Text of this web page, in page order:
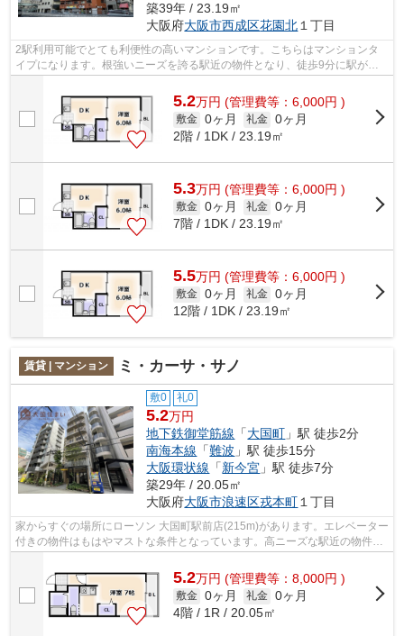
築39年 / 23.19㎡
大阪府大阪市西成区花園北 １丁目
2駅利用可能でとても利便性の高いマンションです。こちらはマンションタ
イプになります。根強いニーズを誇る駅近の物件となり、徒歩9分に駅があ
ります。「ラパンジール大国Ⅲ」のここが...
5.2万円 (管理費等：6,000円 )
敷金 0ヶ月 礼金 0ヶ月
2階 / 1DK / 23.19㎡
5.3万円 (管理費等：6,000円 )
敷金 0ヶ月 礼金 0ヶ月
7階 / 1DK / 23.19㎡
5.5万円 (管理費等：6,000円 )
敷金 0ヶ月 礼金 0ヶ月
12階 / 1DK / 23.19㎡
賃貸 | マンション ミ・カーサ・サノ
敷0 礼0
5.2万円
地下鉄御堂筋線 「大国町 」駅 徒歩2分
南海本線 「難波 」駅 徒歩15分
大阪環状線 「新今宮 」駅 徒歩7分
築29年 / 20.05㎡
大阪府大阪市浪速区戎本町 １丁目
家からすぐの場所にローソン 大国町駅前店(215m)があります。エレベーター
付きの物件はもはやマストな条件となっています。高ニーズな駅近の物件と
なっており、徒歩1分に立地していま...
5.2万円 (管理費等：8,000円 )
敷金 0ヶ月 礼金 0ヶ月
4階 / 1R / 20.05㎡